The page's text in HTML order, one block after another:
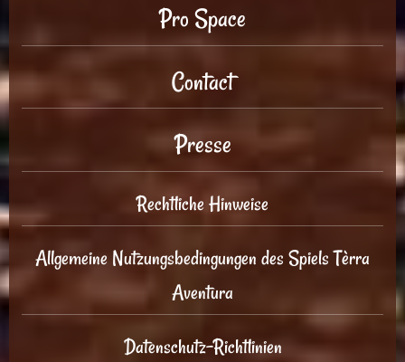
Pro Space
Contact
Presse
Rechtliche Hinweise
Allgemeine Nutzungsbedingungen des Spiels Tèrra
Aventura
Datenschutz-Richtlinien